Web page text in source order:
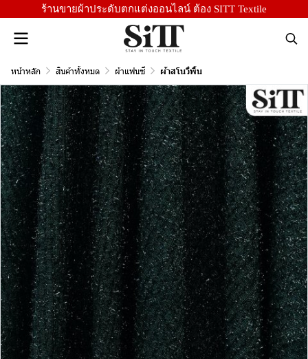
ร้านขายผ้าประดับตกแต่งออนไลน์ ต้อง SITT Textile
หน้าหลัก สินค้าทั้งหมด ผ้าแฟนซี ผ้าสโนวี่พื้น